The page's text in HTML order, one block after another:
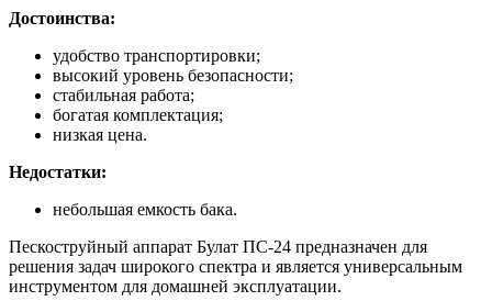
Достоинства:
удобство транспортировки;
высокий уровень безопасности;
стабильная работа;
богатая комплектация;
низкая цена.
Недостатки:
небольшая емкость бака.
Пескоструйный аппарат Булат ПС-24 предназначен для
решения задач широкого спектра и является универсальным
инструментом для домашней эксплуатации.